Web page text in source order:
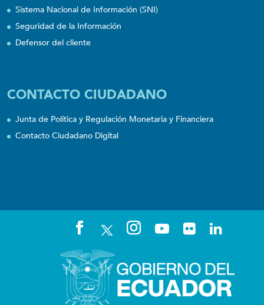
Sistema Nacional de Información (SNI)
Seguridad de la Información
Defensor del cliente
CONTACTO CIUDADANO
Junta de Política y Regulación Monetaria y Financiera
Contacto Ciudadano Digital